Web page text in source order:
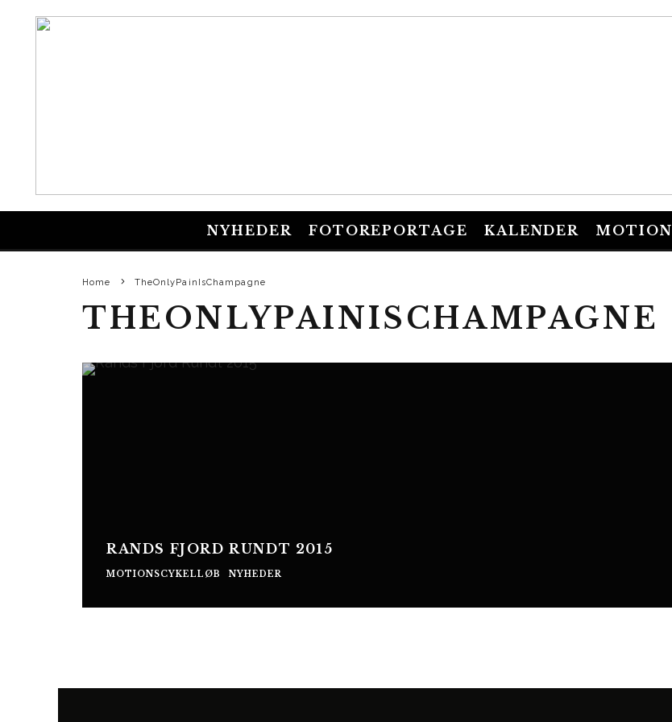
NYHEDER FOTOREPORTAGE KALENDER MOTION
Home TheOnlyPainIsChampagne
THEONLYPAINISCHAMPAGNE
RANDS FJORD RUNDT 2015
MOTIONSCYKELLØB NYHEDER